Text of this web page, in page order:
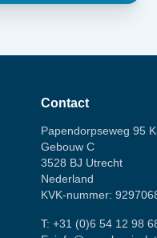
Contact
Papendorpseweg 95
Gebouw C
3528 BJ Utrecht
Nederland
KVK-nummer:
T: +31 (0)6 54 12 98